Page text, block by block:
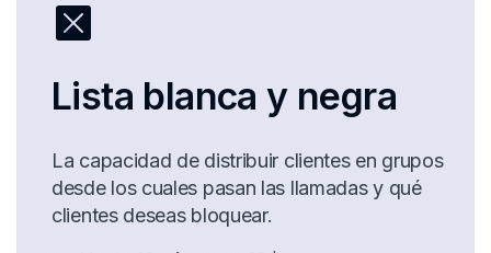
Lista blanca y negra
La capacidad de distribuir clientes en grupos
desde los cuales pasan las llamadas y qué
clientes deseas bloquear.